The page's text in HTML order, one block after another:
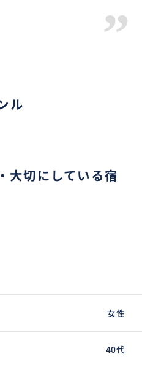
”
ル
大切にしている宿
女性
40代